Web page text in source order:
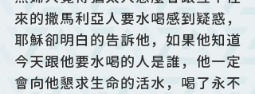
來的撒馬利亞人要水喝感到疑惑，
耶穌卻明白的告訴他，如果他知道
今天跟他要水喝的人是誰，他一定
會向他懇求生命的活水，喝了永不